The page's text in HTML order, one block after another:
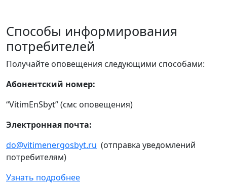
Способы информирования
потребителей
Получайте оповещения следующими способами:
Абонентский номер:
“VitimEnSbyt” (смс оповещения)
Электронная почта:
do@vitimenergosbyt.ru (отправка уведомлений
потребителям)
Узнать подробнее